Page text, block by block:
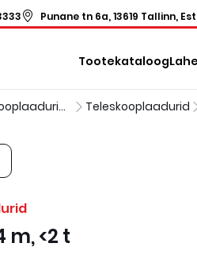
Punane tn 6a, 13619 Tallinn,
Tootekataloog
Teleskooplaadurid ja laolaadurid Teleskooplaadurid
<2 t